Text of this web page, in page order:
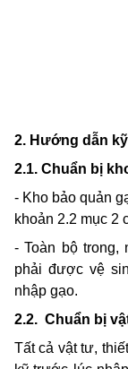
2. Hướng dẫn
2.1. Chuẩn bị
- Kho bảo quản
khoản 2.2 mục 2
- Toàn bộ trong,
phải được vệ
nhập gạo.
2.2. Chuẩn bị
Tất cả vật tư,